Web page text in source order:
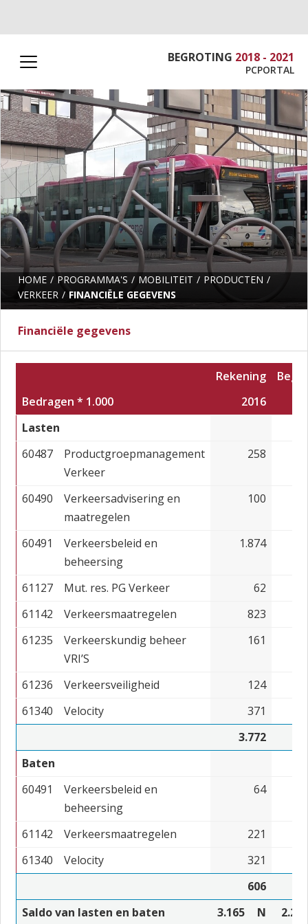
BEGROTING 2018 - 2021
PCPORTAL
HOME PROGRAMMA'S MOBILITEIT
PRODUCTEN
VERKEER
FINANCIËLE GEGEVENS
Financiële gegevens
Rekening
Bedragen * 1.000
2016
Lasten
60487
Productgroepmanagement
Verkeer
258
60490
Verkeersadvisering en
maatregelen
100
60491
Verkeersbeleid en
beheersing
1.874
61127 Mut. res. PG Verkeer
62
61142
Verkeersmaatregelen
823
61235
Verkeerskundig beheer
VRI’S
161
61236 Verkeersveiligheid
124
61340
Velocity 371
3.772
Baten
60491
Verkeersbeleid en
beheersing
64
61142 Verkeersmaatregelen
221
61340
Velocity 321
606
Saldo van lasten en baten
3.165 N